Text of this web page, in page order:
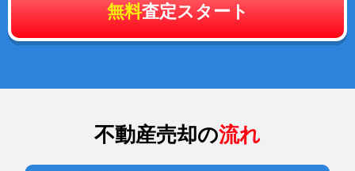
無料査定スタート
不動産売却の流れ